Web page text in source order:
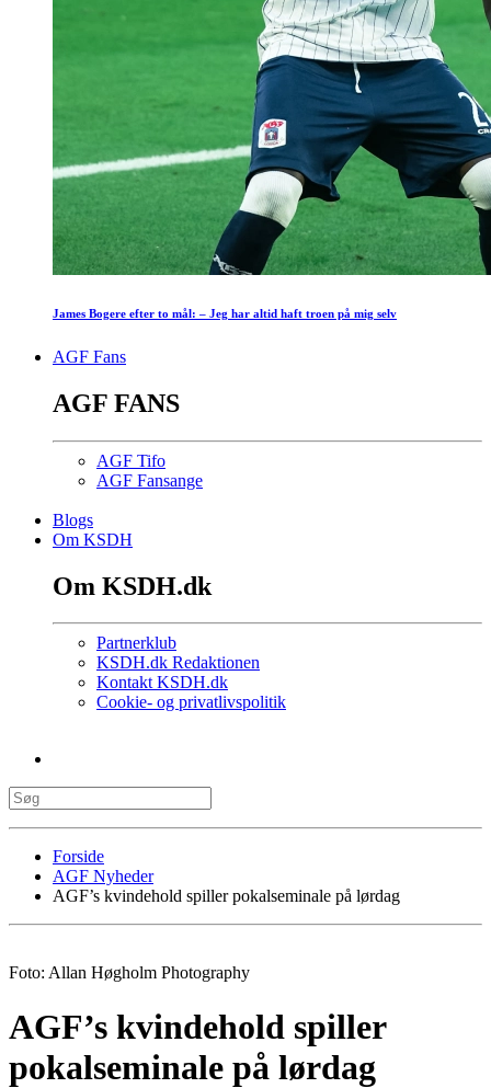
James Bogere efter to mål: – Jeg har altid haft troen på mig selv
AGF Fans
AGF FANS
AGF Tifo
AGF Fansange
Blogs
Om KSDH
Om KSDH.dk
Partnerklub
KSDH.dk Redaktionen
Kontakt KSDH.dk
Cookie- og privatlivspolitik
Forside
AGF Nyheder
AGF’s kvindehold spiller pokalseminale på lørdag
Foto: Allan Høgholm Photography
AGF’s kvindehold spiller
pokalseminale på lørdag